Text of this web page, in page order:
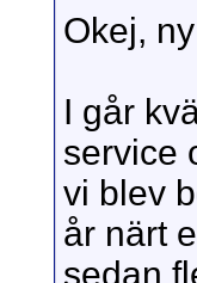
Okej,
I går
service
vi blev
år närt
sedan